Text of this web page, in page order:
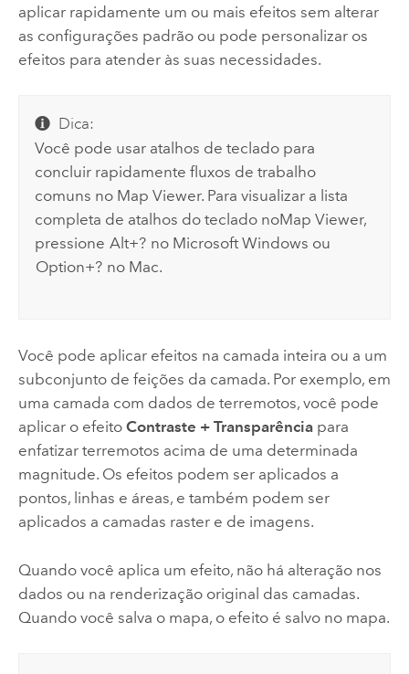
aplicar rapidamente um ou mais efeitos sem alterar
as configurações padrão ou pode personalizar os
efeitos para atender às suas necessidades.
Dica:
Você pode usar atalhos de teclado para
concluir rapidamente fluxos de trabalho
comuns no Map Viewer. Para visualizar a lista
completa de atalhos do teclado noMap Viewer,
pressione Alt+? no Microsoft Windows ou
Option+? no Mac.
Você pode aplicar efeitos na camada inteira ou a um
subconjunto de feições da camada. Por exemplo, em
uma camada com dados de terremotos, você pode
aplicar o efeito Contraste + Transparênciapara
enfatizar terremotos acima de uma determinada
magnitude. Os efeitos podem ser aplicados a
pontos, linhas e áreas, e também podem ser
aplicados a camadas raster e de imagens.
Quando você aplica um efeito, não há alteração nos
dados ou na renderização original das camadas.
Quando você salva o mapa, o efeito é salvo no mapa.